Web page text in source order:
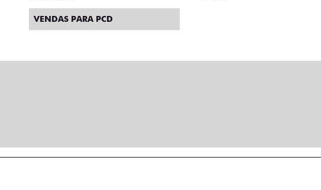
VENDAS PARA PCD